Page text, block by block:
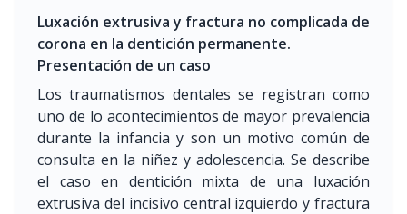
Luxación extrusiva y fractura no complicada de
corona en la dentición permanente.
Presentación de un caso
Los traumatismos dentales se registran como
uno de lo acontecimientos de mayor prevalencia
durante la infancia y son un motivo común de
consulta en la niñez y adolescencia. Se describe
el caso en dentición mixta de una luxación
extrusiva del incisivo central izquierdo y fractura